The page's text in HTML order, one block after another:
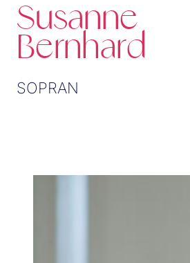
Susanne
Bernhard
SOPRAN